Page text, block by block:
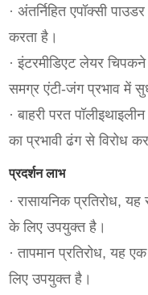
· अंतर्निहित एपॉक्सी
करता है।
· इंटरमीडिएट लेयर
समग्र एंटी-जंग प्रभाव में
· बाहरी परत
का प्रभावी ढंग से विरोध
प्रदर्शन लाभ
· रासायनिक प्रतिरोध,
के लिए उपयुक्त है।
· तापमान प्रतिरोध, यह
लिए उपयुक्त है।